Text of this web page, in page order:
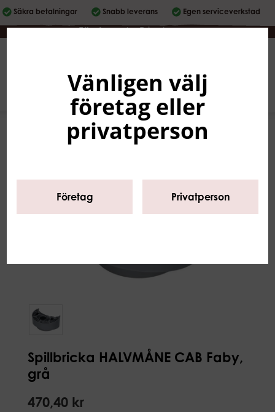
Säkra betalningar Snabb leverans Egen serviceverkstad
Företag | Privatperson
0
Spillbricka HALVMÅNE CAB Faby,
grå
470,40 kr
Vänligen välj
företag eller
privatperson
Företag Privatperson